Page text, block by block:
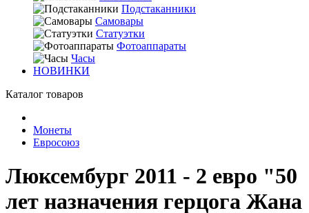
Подстаканники
Самовары
Статуэтки
Фотоаппараты
Часы
НОВИНКИ
Каталог товаров
Монеты
Евросоюз
Люксембург 2011 - 2 евро "50
лет назначения герцога Жана